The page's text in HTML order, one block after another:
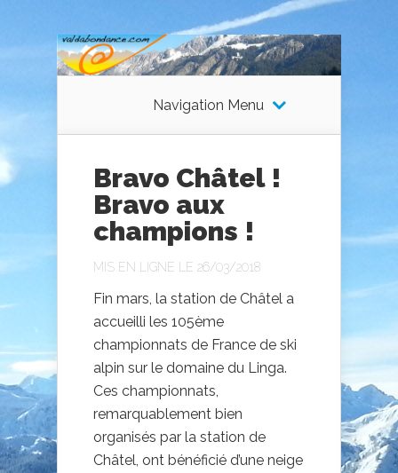
Navigation Menu
Bravo Châtel !
Bravo aux
champions !
MIS EN LIGNE LE 26/03/2018
Fin mars, la station de Châtel a
accueilli les 105ème
championnats de France de ski
alpin sur le domaine du Linga.
Ces championnats,
remarquablement bien
organisés par la station de
Châtel, ont bénéficié d’une neige